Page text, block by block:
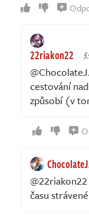
22riakon22
cestování
způsobí (v
času